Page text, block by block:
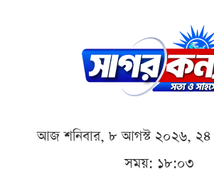
আজ শনিবার, ৮ আগস্ট ২০২৬, ২৪
সময়: ১৮:০৩